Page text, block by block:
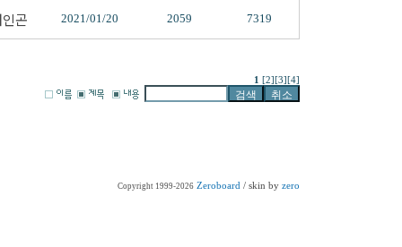
곤 2021/01/20 2059 7319
1 [2] [3] [4]
Copyright 1999-2026 Zeroboard / skin by zero